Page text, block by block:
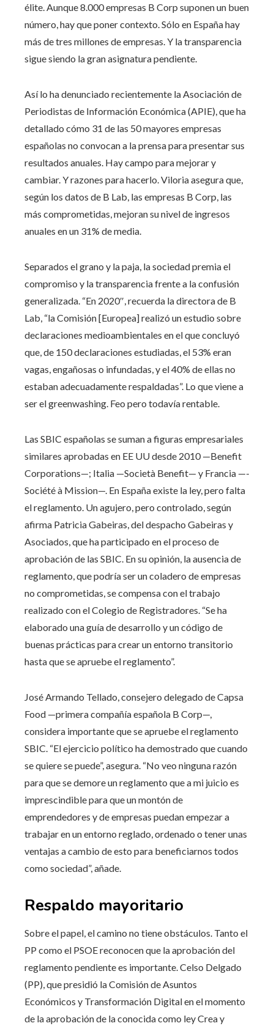
élite. Aunque 8.000 empresas B Corp suponen un buen
número, hay que poner contexto. Sólo en España hay
más de tres millones de empresas. Y la transparencia
sigue siendo la gran asignatura pendiente.
Así lo ha denunciado recientemente la Asociación de
Periodistas de Información Económica (APIE), que ha
detallado cómo 31 de las 50 mayores empresas
españolas no convocan a la prensa para presentar sus
resultados anuales. Hay campo para mejorar y
cambiar. Y razones para hacerlo. Viloria asegura que,
según los datos de B Lab, las empresas B Corp, las
más comprometidas, mejoran su nivel de ingresos
anuales en un 31% de media.
Separados el grano y la paja, la sociedad premia el
compromiso y la transparencia frente a la confusión
generalizada. “En 2020″, recuerda la directora de B
Lab, “la Comisión [Europea] realizó un estudio sobre
declaraciones medioambientales en el que concluyó
que, de 150 declaraciones estudiadas, el 53% eran
vagas, engañosas o infundadas, y el 40% de ellas no
estaban adecuadamente respaldadas”. Lo que viene a
ser el greenwashing. Feo pero todavía rentable.
Las SBIC españolas se suman a figuras empresariales
similares aprobadas en EE UU desde 2010 —Benefit
Corporations—; Italia —Società Benefit— y Francia —­
Société à Mission—. En España existe la ley, pero falta
el reglamento. Un agujero, pero controlado, según
afirma Patricia Gabeiras, del despacho Gabeiras y
Asociados, que ha participado en el proceso de
aprobación de las SBIC. En su opinión, la ausencia de
reglamento, que podría ser un coladero de empresas
no comprometidas, se compensa con el trabajo
realizado con el Colegio de Registradores. “Se ha
elaborado una guía de desarrollo y un código de
buenas prácticas para crear un entorno transitorio
hasta que se apruebe el reglamento”.
José Armando Tellado, consejero delegado de Capsa
Food —primera compañía española B Corp—,
considera importante que se apruebe el reglamento
SBIC. “El ejercicio político ha demostrado que cuando
se quiere se puede”, asegura. “No veo ninguna razón
para que se demore un reglamento que a mi juicio es
imprescindible para que un montón de
emprendedores y de empresas puedan empezar a
trabajar en un entorno reglado, ordenado o tener unas
ventajas a cambio de esto para beneficiarnos todos
como sociedad”, añade.
Respaldo mayoritario
Sobre el papel, el camino no tiene obstáculos. Tanto el
PP como el PSOE reconocen que la aprobación del
reglamento pendiente es importante. Celso Delgado
(PP), que presidió la Comisión de Asuntos
Económicos y Transformación Digital en el momento
de la aprobación de la conocida como ley Crea y